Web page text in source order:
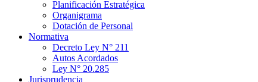
Planificación Estratégica
Organigrama
Dotación de Personal
Normativa
Decreto Ley N° 211
Autos Acordados
Ley N° 20.285
Jurisprudencia